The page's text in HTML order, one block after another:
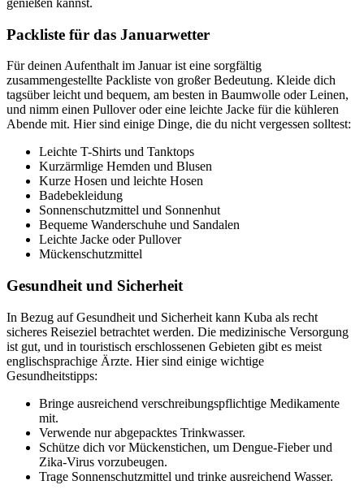
Packliste für das Januarwetter
Für deinen Aufenthalt im Januar ist eine sorgfältig
zusammengestellte Packliste von großer Bedeutung. Kleide dich
tagsüber leicht und bequem, am besten in Baumwolle oder Leinen,
und nimm einen Pullover oder eine leichte Jacke für die kühleren
Abende mit. Hier sind einige Dinge, die du nicht vergessen solltest:
Leichte T-Shirts und Tanktops
Kurzärmlige Hemden und Blusen
Kurze Hosen und leichte Hosen
Badebekleidung
Sonnenschutzmittel und Sonnenhut
Bequeme Wanderschuhe und Sandalen
Leichte Jacke oder Pullover
Mückenschutzmittel
Gesundheit und Sicherheit
In Bezug auf Gesundheit und Sicherheit kann Kuba als recht
sicheres Reiseziel betrachtet werden. Die medizinische Versorgung
ist gut, und in touristisch erschlossenen Gebieten gibt es meist
englischsprachige Ärzte. Hier sind einige wichtige
Gesundheitstipps:
Bringe ausreichend verschreibungspflichtige Medikamente
mit.
Verwende nur abgepacktes Trinkwasser.
Schütze dich vor Mückenstichen, um Dengue-Fieber und
Zika-Virus vorzubeugen.
Trage Sonnenschutzmittel und trinke ausreichend Wasser.